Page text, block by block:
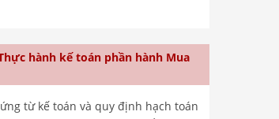
hành kế toán phần hành Mua
từ kế toán và quy định hạch toán